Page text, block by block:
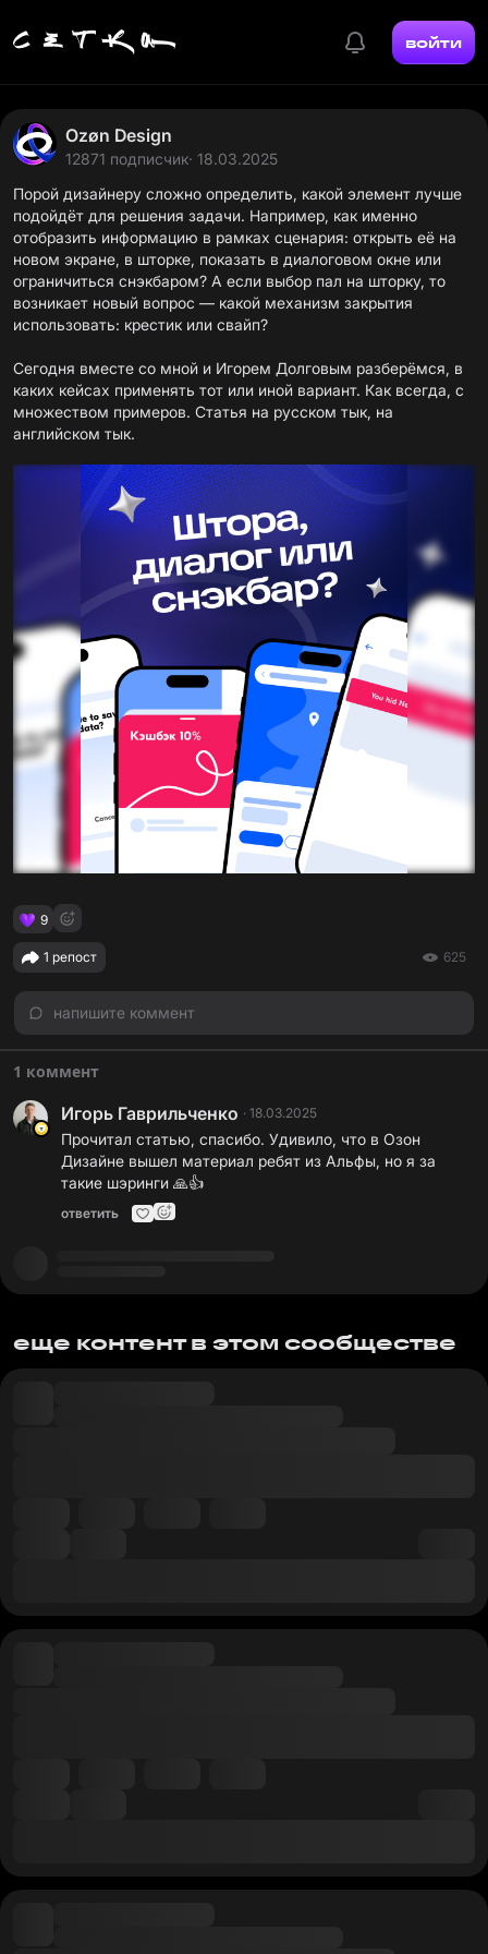
войти
Ozøn Design
12871 подписчик· 18.03.2025
Порой дизайнеру сложно определить, какой элемент лучше
подойдёт для решения задачи. Например, как именно
отобразить информацию в рамках сценария: открыть её на
новом экране, в шторке, показать в диалоговом окне или
ограничиться снэкбаром? А если выбор пал на шторку, то
возникает новый вопрос — какой механизм закрытия
использовать: крестик или свайп?
Сегодня вместе со мной и Игорем Долговым разберёмся, в
каких кейсах применять тот или иной вариант. Как всегда, с
множеством примеров. Статья на русском тык, на
английском тык.
9
1 репост 625
напишите коммент
1 коммент
Игорь Гаврильченко · 18.03.2025
Прочитал статью, спасибо. Удивило, что в Озон
Дизайне вышел материал ребят из Альфы, но я за
такие шэринги 🙏👍
ответить
еще контент в этом сообществе